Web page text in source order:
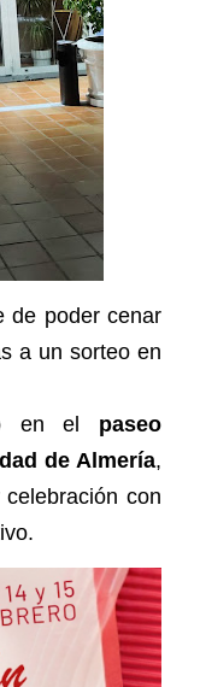
de poder cenar
a un sorteo en
en el paseo
de Almería,
con